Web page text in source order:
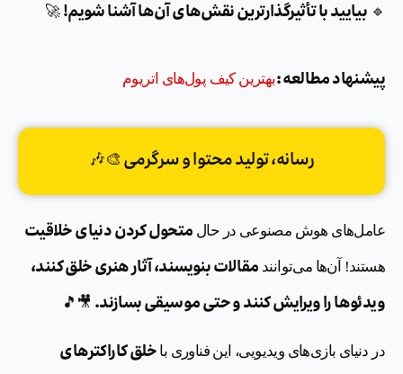
🔹 بیایید با تأثیرگذارترین نقش‌های آن‌ها آشنا شویم! 🚀
پیشنهاد مطالعه :بهترین کیف پول‌های اتریوم
رسانه، تولید محتوا و سرگرمی 🎨🎶
عامل‌های هوش مصنوعی در حال متحول کردن دنیای خلاقیت
هستند! آن‌ها می‌توانند مقالات بنویسند، آثار هنری خلق کنند،
ویدئوها را ویرایش کنند و حتی موسیقی بسازند. 🎥🎵
در دنیای بازی‌های ویدیویی، این فناوری با خلق کاراکترهای